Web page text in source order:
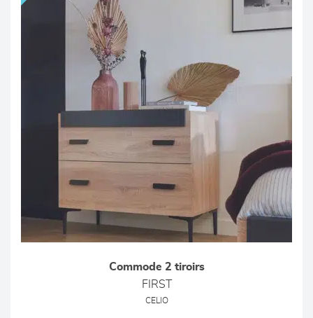
Commode 2 tiroirs
FIRST
CELIO